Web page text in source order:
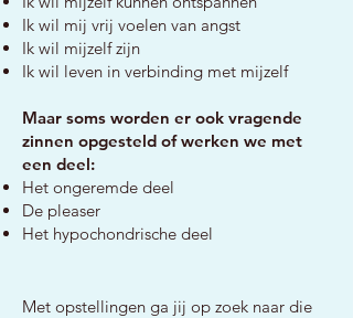
Ik wil mij vrij voelen van angst
Ik wil mijzelf zijn
Ik wil leven in verbinding met mijzelf
Maar soms worden er ook vragende
zinnen opgesteld of werken we met
een deel:
Het ongeremde deel
De pleaser
Het hypochondrische deel
Met opstellingen ga jij op zoek naar die